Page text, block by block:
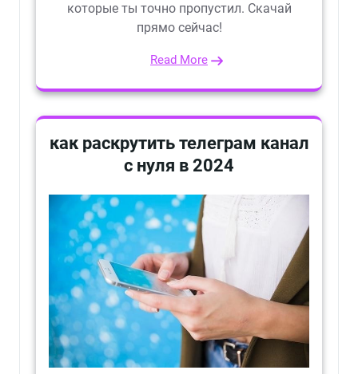
которые ты точно пропустил. Скачай
прямо сейчас!
Read More
как раскрутить телеграм канал
с нуля в 2024